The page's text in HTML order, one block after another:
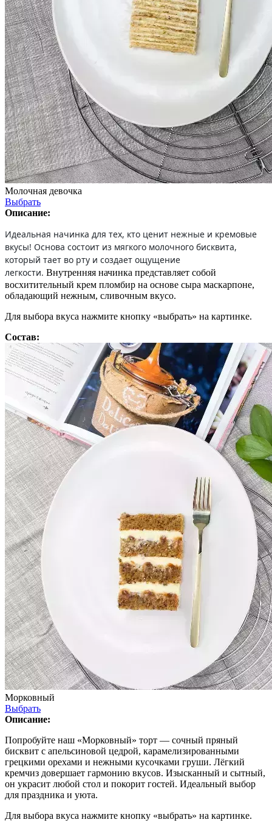
Молочная девочка
Выбрать
Описание:
Идеальная начинка для тех, кто ценит нежные и кремовые
вкусы! Основа состоит из мягкого молочного бисквита,
который тает во рту и создает ощущение
легкости. Внутренняя начинка представляет собой
восхитительный крем пломбир на основе сыра маскарпоне,
обладающий нежным, сливочным вкусо.
Для выбора вкуса нажмите кнопку «выбрать» на картинке.
Состав:
Морковный
Выбрать
Описание:
Попробуйте наш «Морковный» торт — сочный пряный
бисквит с апельсиновой цедрой, карамелизированными
грецкими орехами и нежными кусочками груши. Лёгкий
кремчиз довершает гармонию вкусов. Изысканный и сытный,
он украсит любой стол и покорит гостей. Идеальный выбор
для праздника и уюта.
Для выбора вкуса нажмите кнопку «выбрать» на картинке.